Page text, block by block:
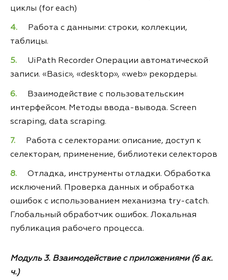
циклы (for each)
Работа с данными: строки, коллекции,
таблицы.
UiPath Recorder Операции автоматической
записи. «Basic», «desktop», «web» рекордеры.
Взаимодействие с пользовательским
интерфейсом. Методы ввода-вывода. Screen
scraping, data scraping.
Работа с селекторами: описание, доступ к
селекторам, применение, библиотеки селекторов
Отладка, инструменты отладки. Обработка
исключений. Проверка данных и обработка
ошибок с использованием механизма try-catch.
Глобальный обработчик ошибок. Локальная
публикация рабочего процесса.
Модуль 3. Взаимодействие с приложениями (6 ак.
ч.)